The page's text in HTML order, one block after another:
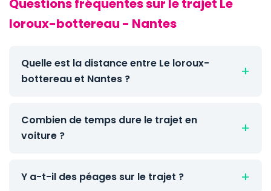
Questions fréquentes sur le trajet Le
loroux-bottereau - Nantes
Quelle est la distance entre Le loroux-
bottereau et Nantes ?
Combien de temps dure le trajet en
voiture ?
Y a-t-il des péages sur le trajet ?